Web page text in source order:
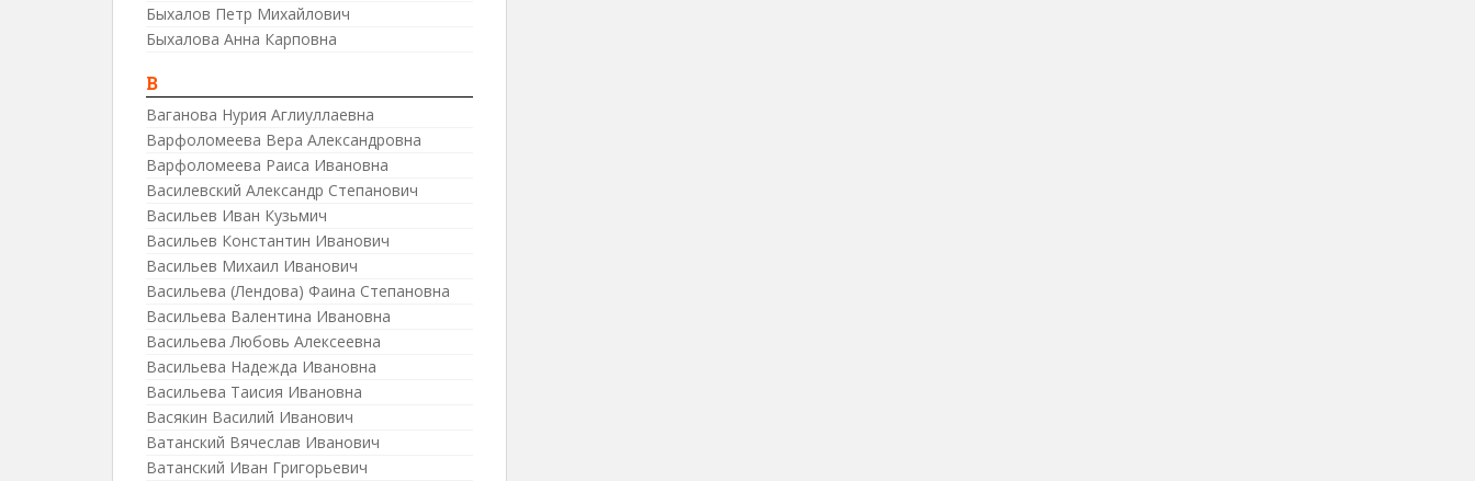
Быхалов Петр Михайлович
Быхалова Анна Карповна
В
Ваганова Нурия Аглиуллаевна
Варфоломеева Вера Александровна
Варфоломеева Раиса Ивановна
Василевский Александр Степанович
Васильев Иван Кузьмич
Васильев Константин Иванович
Васильев Михаил Иванович
Васильева (Лендова) Фаина Степановна
Васильева Валентина Ивановна
Васильева Любовь Алексеевна
Васильева Надежда Ивановна
Васильева Таисия Ивановна
Васякин Василий Иванович
Ватанский Вячеслав Иванович
Ватанский Иван Григорьевич